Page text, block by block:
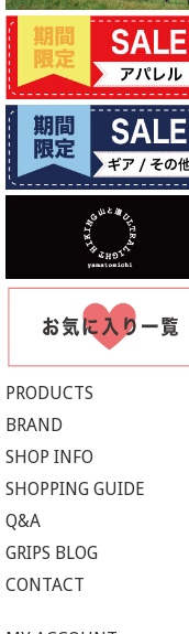
PRODUCTS
BRAND
SHOP INFO
SHOPPING GUIDE
Q&A
GRIPS BLOG
CONTACT